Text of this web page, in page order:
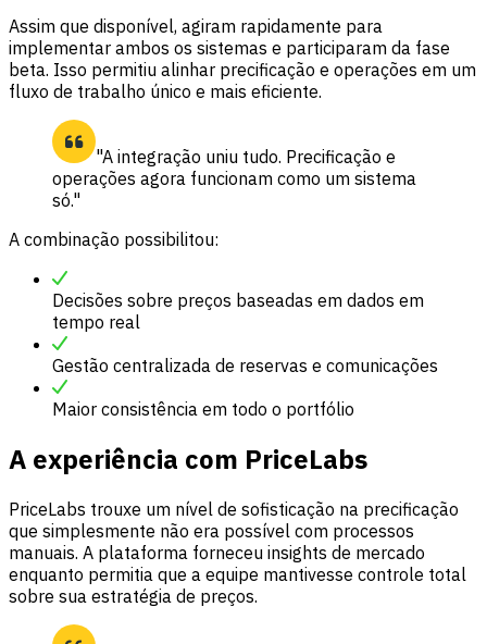
Assim que disponível, agiram rapidamente para
implementar ambos os sistemas e participaram da fase
beta. Isso permitiu alinhar precificação e operações em um
fluxo de trabalho único e mais eficiente.
"A integração uniu tudo. Precificação e
operações agora funcionam como um sistema
só."
A combinação possibilitou:
Decisões sobre preços baseadas em dados em
tempo real
Gestão centralizada de reservas e comunicações
Maior consistência em todo o portfólio
A experiência com PriceLabs
PriceLabs trouxe um nível de sofisticação na precificação
que simplesmente não era possível com processos
manuais. A plataforma forneceu insights de mercado
enquanto permitia que a equipe mantivesse controle total
sobre sua estratégia de preços.